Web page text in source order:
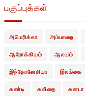
பகுப்புக்கள்
அமெரிக்கா அம்பாறை
ஆரோக்கியம் ஆலயம்
இந்தோனேசியா இலங்கை
கண்டி கவிதை கனடா